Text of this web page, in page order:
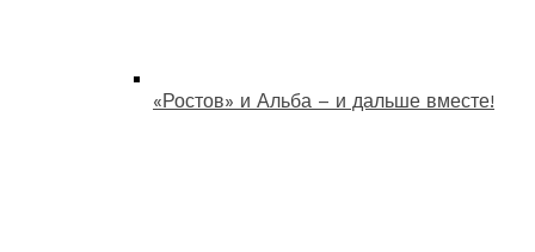
«Ростов» и Альба – и дальше вместе!